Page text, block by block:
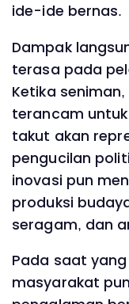
ide-ide bernas.
Dampak
terasa pada
Ketika
terancam
takut akan
pengucilan
inovasi pun
produksi
seragam, dan
Pada saat
masyarakat